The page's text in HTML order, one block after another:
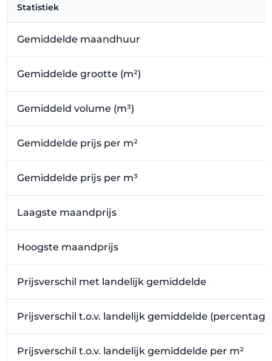
Statistiek
Gemiddelde maandhuur
Gemiddelde grootte (m²)
Gemiddeld volume (m³)
Gemiddelde prijs per m²
Gemiddelde prijs per m³
Laagste maandprijs
Hoogste maandprijs
Prijsverschil met landelijk gemiddelde
Prijsverschil t.o.v. landelijk gemiddelde
Prijsverschil t.o.v. landelijk gemiddelde per m²